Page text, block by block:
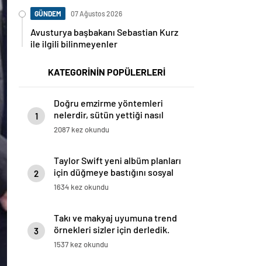
GÜNDEM 07 Ağustos 2026
Avusturya başbakanı Sebastian Kurz
ile ilgili bilinmeyenler
KATEGORİNİN POPÜLERLERİ
1
Doğru emzirme yöntemleri
nelerdir, sütün yettiği nasıl
anlaşılır?
2087 kez okundu
2
Taylor Swift yeni albüm planları
için düğmeye bastığını sosyal
medyadan duyurdu!
1634 kez okundu
3
Takı ve makyaj uyumuna trend
örnekleri sizler için derledik.
1537 kez okundu